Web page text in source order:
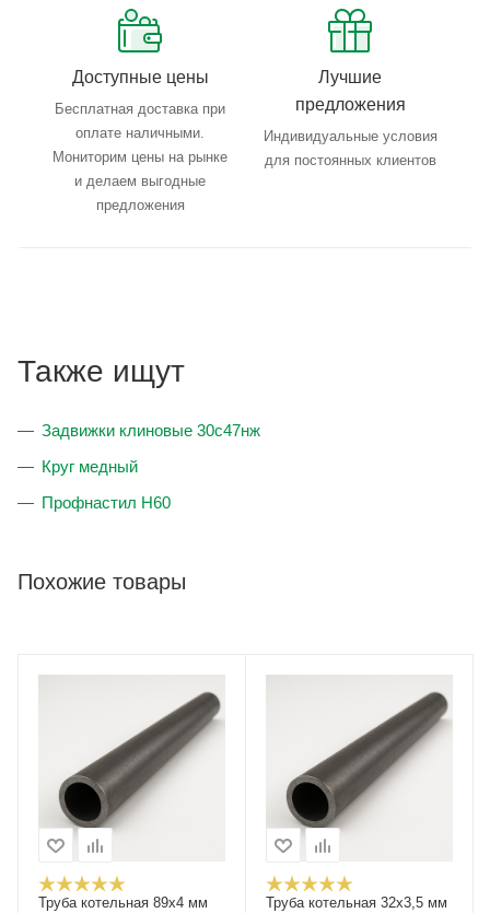
Доступные цены
Бесплатная доставка при
оплате наличными.
Мониторим цены на рынке
и делаем выгодные
предложения
Лучшие
предложения
Индивидуальные условия
для постоянных клиентов
Также ищут
Задвижки клиновые 30с47нж
Круг медный
Профнастил Н60
Похожие товары
Труба котельная 89х4 мм
Труба котельная 32х3,5 мм